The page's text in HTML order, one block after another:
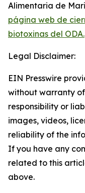
Alimentaria de
página web de
biotoxinas del ODA.
Legal Disclaimer:
EIN Presswire
without warranty
responsibility or
images, videos,
reliability of the
If you have any
related to this
above.